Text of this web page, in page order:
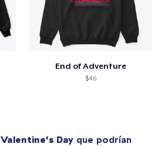
End of Adventure
$46
Valentine's Day que podrían